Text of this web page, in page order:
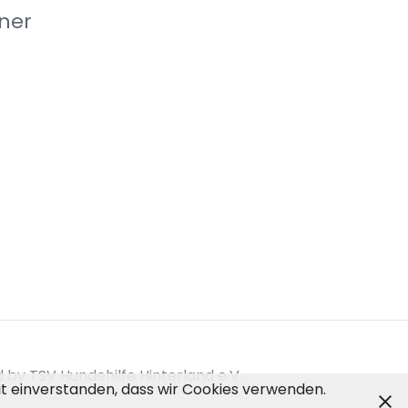
by TSV Hundehilfe Hinterland e.V.
dass wir Cookies verwenden.